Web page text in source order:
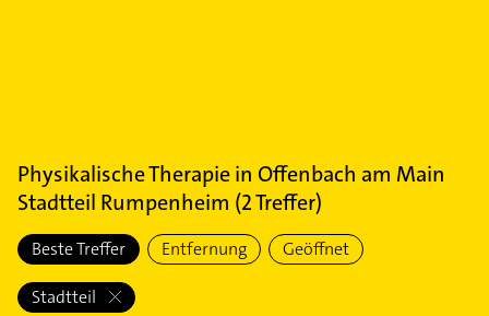
Physikalische Therapiein Offenbach am Main
Stadtteil Rumpenheim (2Treffer)
Beste Treffer Entfernung Geöffnet
Stadtteil